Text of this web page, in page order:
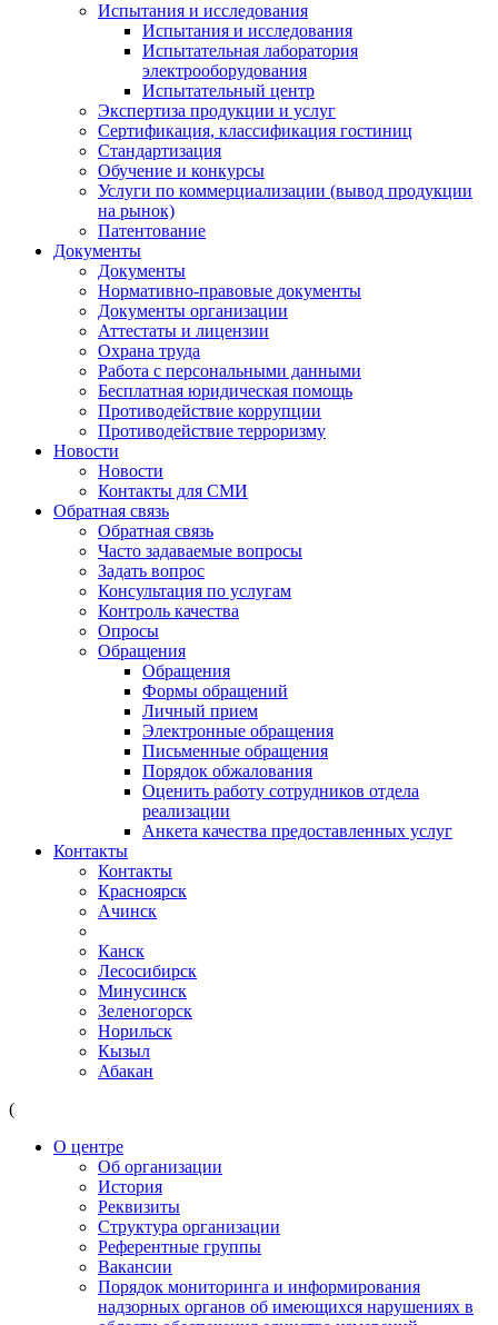
Испытания и исследования
Испытания и исследования
Испытательная лаборатория
электрооборудования
Испытательный центр
Экспертиза продукции и услуг
Сертификация, классификация гостиниц
Стандартизация
Обучение и конкурсы
Услуги по коммерциализации (вывод продукции
на рынок)
Патентование
Документы
Документы
Нормативно-правовые документы
Документы организации
Аттестаты и лицензии
Охрана труда
Работа с персональными данными
Бесплатная юридическая помощь
Противодействие коррупции
Противодействие терроризму
Новости
Новости
Контакты для СМИ
Обратная связь
Обратная связь
Часто задаваемые вопросы
Задать вопрос
Консультация по услугам
Контроль качества
Опросы
Обращения
Обращения
Формы обращений
Личный прием
Электронные обращения
Письменные обращения
Порядок обжалования
Оценить работу сотрудников отдела
реализации
Анкета качества предоставленных услуг
Контакты
Контакты
Красноярск
Ачинск
Канск
Лесосибирск
Минусинск
Зеленогорск
Норильск
Кызыл
Абакан
(
О центре
Об организации
История
Реквизиты
Структура организации
Референтные группы
Вакансии
Порядок мониторинга и информирования
надзорных органов об имеющихся нарушениях в